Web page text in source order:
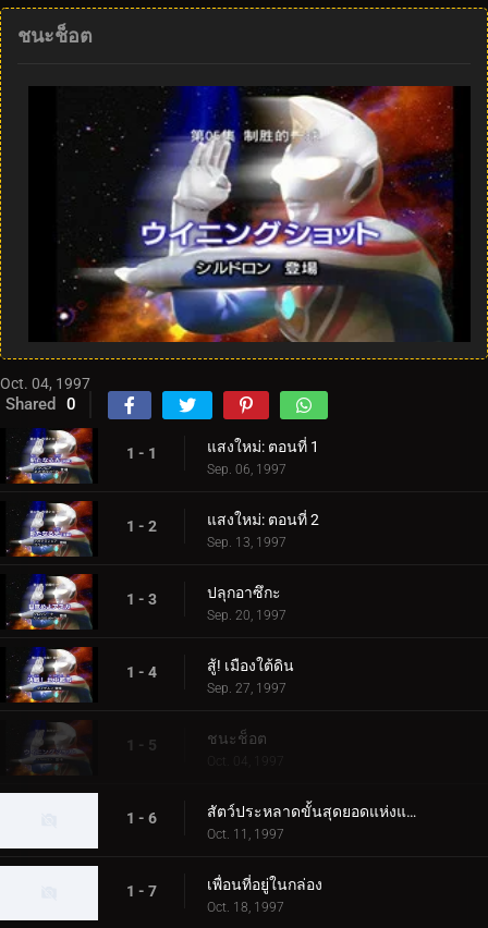
ชนะช็อต
Oct. 04, 1997
Shared 0
1 - 1 แสงใหม่: ตอนที่ 1
Sep. 06, 1997
1 - 2 แสงใหม่: ตอนที่ 2
Sep. 13, 1997
1 - 3 ปลุกอาซึกะ
Sep. 20, 1997
1 - 4 สู้! เมืองใต้ดิน
Sep. 27, 1997
1 - 5 ชนะช็อต
Oct. 04, 1997
1 - 6 สัตว์ประหลาดขั้นสุดยอดแห่งแผ่นดิน
Oct. 11, 1997
1 - 7 เพื่อนที่อยู่ในกล่อง
Oct. 18, 1997